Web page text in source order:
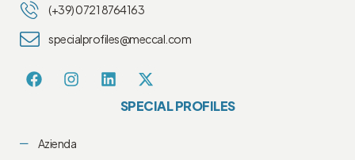
(+39) 0721 8764163
specialprofiles@meccal.com
SPECIAL PROFILES
Azienda